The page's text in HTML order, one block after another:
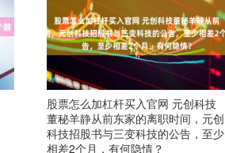
股票怎么加杠杆买入官网 元创科技
董秘羊静从前东家的离职时间，元创
科技招股书与三变科技的公告，至少
相差2个月，有何隐情？